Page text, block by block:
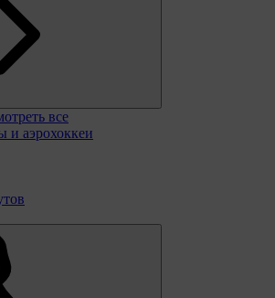
все
и аэрохоккеи